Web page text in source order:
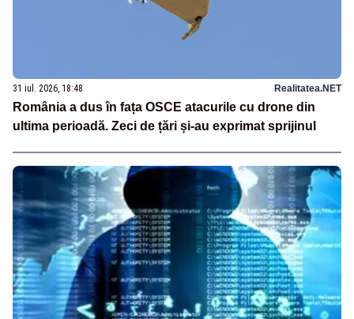
31 iul. 2026, 18:48 Realitatea.NET
România a dus în fața OSCE atacurile cu drone din
ultima perioadă. Zeci de țări și-au exprimat sprijinul